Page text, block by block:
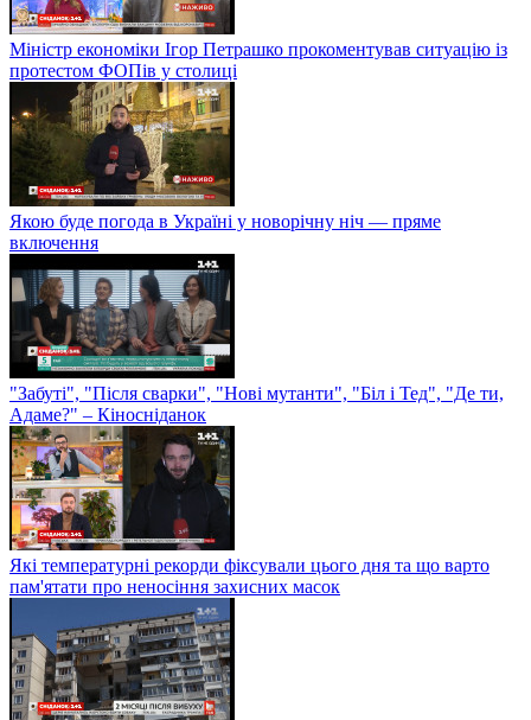
Міністр економіки Ігор Петрашко прокоментував ситуацію із
протестом ФОПів у столиці
Якою буде погода в Україні у новорічну ніч — пряме
включення
"Забуті", "Після сварки", "Нові мутанти", "Біл і Тед", "Де ти,
Адаме?" – Кіносніданок
Які температурні рекорди фіксували цього дня та що варто
пам'ятати про неносіння захисних масок